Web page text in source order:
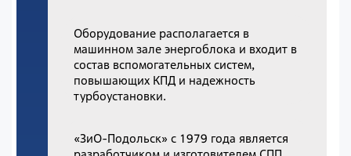
Оборудование располагается в
машинном зале энергоблока и входит в
состав вспомогательных систем,
повышающих КПД и надежность
турбоустановки.
«ЗиО-Подольск» с 1979 года является